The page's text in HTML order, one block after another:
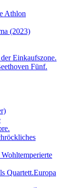
Athlon
(2023)
Einkaufszone.
Fünf.
Quartett.Europa